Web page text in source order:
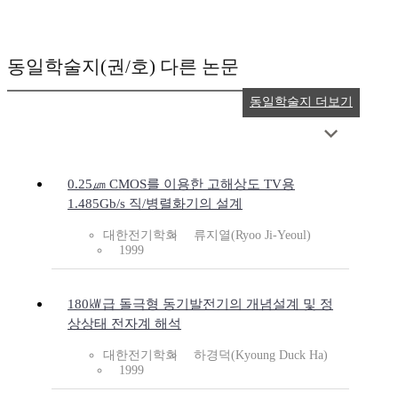
동일학술지(권/호) 다른 논문
0.25㎛ CMOS를 이용한 고해상도 TV용
1.485Gb/s 직/병렬화기의 설계
대한전기학회
류지열(Ryoo Ji-Yeoul)
1999
180㎾급 돌극형 동기발전기의 개념설계 및 정
상상태 전자계 해석
대한전기학회
하경덕(Kyoung Duck Ha)
1999
동일학술지 더보기